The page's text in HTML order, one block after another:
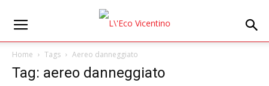
Home Tags Aereo danneggiato
Tag: aereo danneggiato